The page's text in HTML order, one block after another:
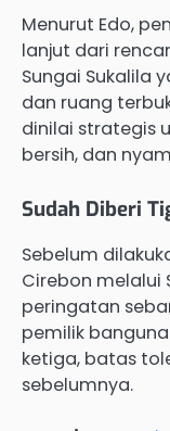
Menurut Edo,
lanjut dari
Sungai Sukalila
dan ruang
dinilai strategis
bersih, dan
Sudah Diberi
Sebelum
Cirebon melalui
peringatan
pemilik
ketiga, batas
sebelumnya.